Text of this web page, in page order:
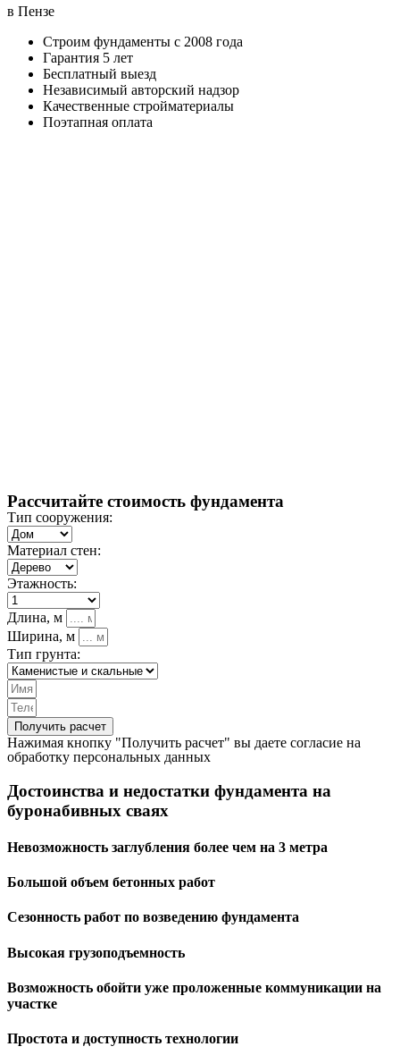
в Пензе
Строим фундаменты с 2008 года
Гарантия 5 лет
Бесплатный выезд
Независимый авторский надзор
Качественные стройматериалы
Поэтапная оплата
Рассчитайте стоимость фундамента
Тип сооружения:
Материал стен:
Этажность:
Длина, м
Ширина, м
Тип грунта:
Получить расчет
Нажимая кнопку "Получить расчет" вы даете согласие на
обработку персональных данных
Достоинства и недостатки фундамента на
буронабивных сваях
Невозможность заглубления более чем на 3 метра
Большой объем бетонных работ
Сезонность работ по возведению фундамента
Высокая грузоподъемность
Возможность обойти уже проложенные коммуникации на
участке
Простота и доступность технологии